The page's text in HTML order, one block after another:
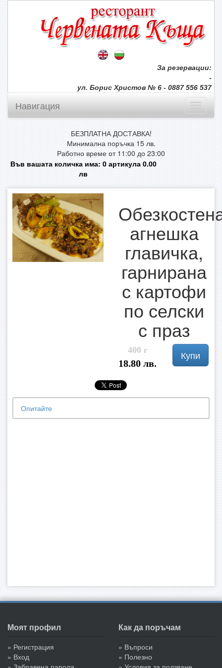
За резервации:
-
ул. Борис Христов № 6 - 0887 556 537
Навигация
БЕЗПЛАТНА ДОСТАВКА!
Минимална поръчка 15 лв.
Работно време от 11:00 до 23:00
Във вашата количка има:0артикула0.00
лв
агнешка
главичка,
гарнирана
с картофи
по селски
с праз
400 г
18.80 лв.
Купи
Опитайте
Моят профил
» Регистрация
» Вход
Как да поръчам
» Въпроси
» Полезно